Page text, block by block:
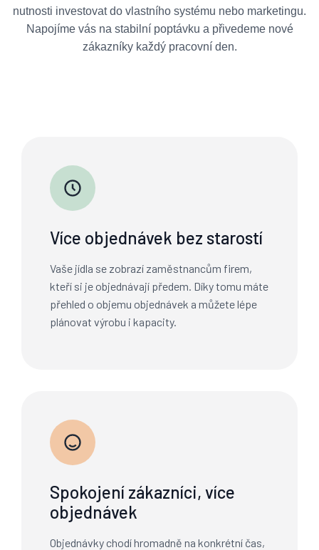
nutnosti investovat do vlastního systému nebo marketingu.
Napojíme vás na stabilní poptávku a přivedeme nové
zákazníky každý pracovní den.
Více objednávek bez starostí
Vaše jídla se zobrazí zaměstnancům firem,
kteří si je objednávají předem. Díky tomu máte
přehled o objemu objednávek a můžete lépe
plánovat výrobu i kapacity.
Spokojení zákazníci, více
objednávek
Objednávky chodí hromadně na konkrétní čas,